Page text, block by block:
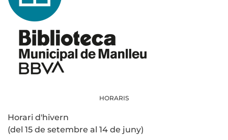
HORARIS
Horari d'hivern
(del 15 de setembre al 14 de juny)